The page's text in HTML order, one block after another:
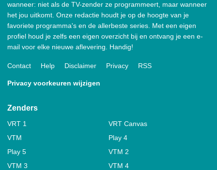
wanneer: niet als de TV-zender ze programmeert, maar wanneer
het jou uitkomt. Onze redactie houdt je op de hoogte van je
favoriete programma's en de allerbeste series. Met een eigen
profiel houd je zelfs een eigen overzicht bij en ontvang je een e-
mail voor elke nieuwe aflevering. Handig!
Contact Help Disclaimer Privacy RSS
Privacy voorkeuren wijzigen
Zenders
VRT 1
VRT Canvas
VTM
Play 4
Play 5
VTM 2
VTM 3
VTM 4